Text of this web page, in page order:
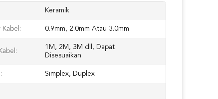
Keramik
Kabel: 0.9mm, 2.0mm Atau 3.0mm
1M, 2M, 3M dll, Dapat
Disesuaikan
Simplex, Duplex